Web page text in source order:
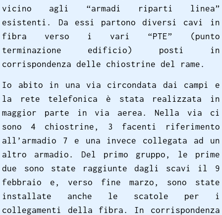
vicino agli “armadi riparti linea”
esistenti. Da essi partono diversi cavi in
fibra verso i vari “PTE” (punto
terminazione edificio) posti in
corrispondenza delle chiostrine del rame.
Io abito in una via circondata dai campi e
la rete telefonica è stata realizzata in
maggior parte in via aerea. Nella via ci
sono 4 chiostrine, 3 facenti riferimento
all’armadio 7 e una invece collegata ad un
altro armadio. Del primo gruppo, le prime
due sono state raggiunte dagli scavi il 9
febbraio e, verso fine marzo, sono state
installate anche le scatole per i
collegamenti della fibra. In corrispondenza